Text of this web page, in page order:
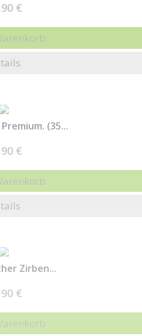
€
(35...
€
Zirben...
€